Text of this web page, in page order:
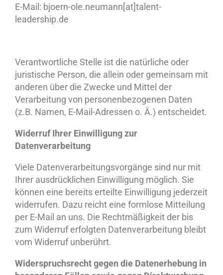
E-Mail: bjoern-ole.neumann[at]talent-
leadership.de
Verantwortliche Stelle ist die natürliche oder
juristische Person, die allein oder gemeinsam mit
anderen über die Zwecke und Mittel der
Verarbeitung von personenbezogenen Daten
(z.B. Namen, E-Mail-Adressen o. Ä.) entscheidet.
Widerruf Ihrer Einwilligung zur
Datenverarbeitung
Viele Datenverarbeitungsvorgänge sind nur mit
Ihrer ausdrücklichen Einwilligung möglich. Sie
können eine bereits erteilte Einwilligung jederzeit
widerrufen. Dazu reicht eine formlose Mitteilung
per E-Mail an uns. Die Rechtmäßigkeit der bis
zum Widerruf erfolgten Datenverarbeitung bleibt
vom Widerruf unberührt.
Widerspruchsrecht gegen die Datenerhebung in